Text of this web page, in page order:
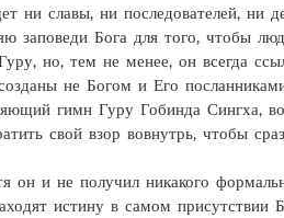
ни славы, ни последователей, ни
заповеди Бога для того, чтобы
но, тем не менее, он всегда
не Богом и Его
гимн Гуру Гобинда Сингха,
свой взор вовнутрь, чтобы
и не получил никакого
истину в самом